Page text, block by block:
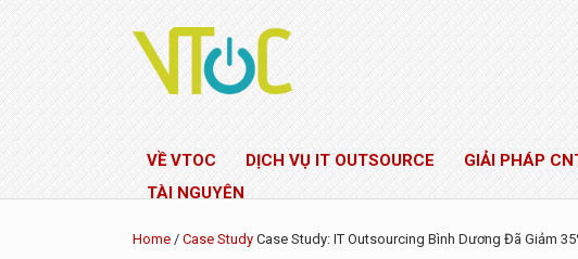
VỀ VTOC DỊCH VỤ IT OUTSOURCE GIẢI PHÁP
TÀI NGUYÊN
Home / Case Study Case Study: IT Outsourcing Bình Dương Đã Giảm